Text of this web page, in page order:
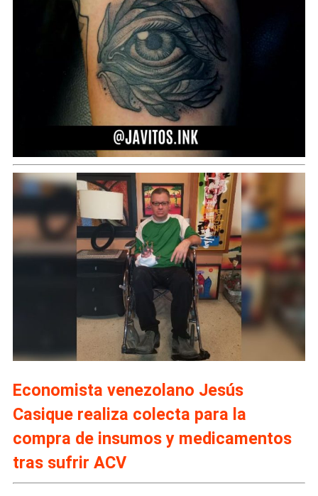
Economista venezolano Jesús
Casique realiza colecta para la
compra de insumos y medicamentos
tras sufrir ACV